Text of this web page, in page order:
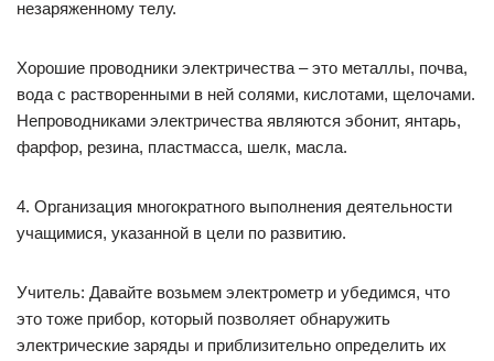
незаряженному телу.
Хорошие проводники электричества – это металлы, почва,
вода с растворенными в ней солями, кислотами, щелочами.
Непроводниками электричества являются эбонит, янтарь,
фарфор, резина, пластмасса, шелк, масла.
4. Организация многократного выполнения деятельности
учащимися, указанной в цели по развитию.
Учитель: Давайте возьмем электрометр и убедимся, что
это тоже прибор, который позволяет обнаружить
электрические заряды и приблизительно определить их